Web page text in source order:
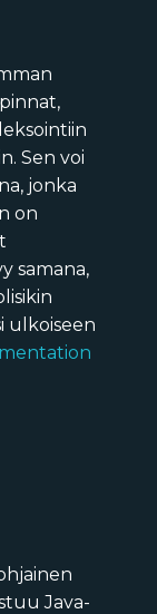
Sen voi
jonka
on
samana,
ulkoiseen
Java-